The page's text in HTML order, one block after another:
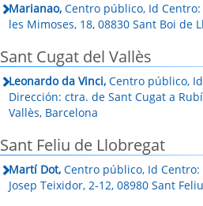
Marianao, Centro público, Id
les Mimoses, 18, 08830 Sant Boi de
Sant Cugat del Vallès
Leonardo da Vinci, Centro público,
Dirección: ctra. de Sant Cugat a
Vallès, Barcelona
Sant Feliu de Llobregat
Martí Dot, Centro público, Id Centro:
Josep Teixidor, 2-12, 08980 Sant